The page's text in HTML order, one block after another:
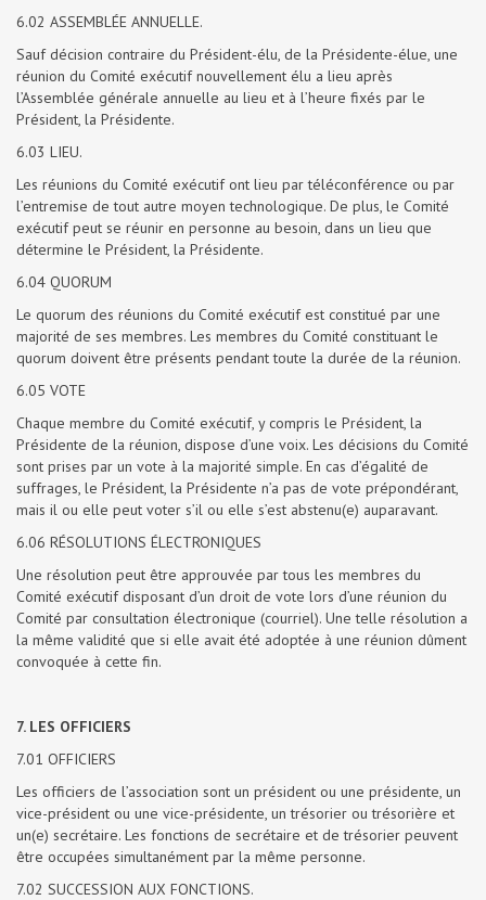
6.02 ASSEMBLÉE ANNUELLE.
Sauf décision contraire du Président-élu, de la Présidente-élue, une
réunion du Comité exécutif nouvellement élu a lieu après
l’Assemblée générale annuelle au lieu et à l’heure fixés par le
Président, la Présidente.
6.03 LIEU.
Les réunions du Comité exécutif ont lieu par téléconférence ou par
l’entremise de tout autre moyen technologique. De plus, le Comité
exécutif peut se réunir en personne au besoin, dans un lieu que
détermine le Président, la Présidente.
6.04 QUORUM
Le quorum des réunions du Comité exécutif est constitué par une
majorité de ses membres. Les membres du Comité constituant le
quorum doivent être présents pendant toute la durée de la réunion.
6.05 VOTE
Chaque membre du Comité exécutif, y compris le Président, la
Présidente de la réunion, dispose d’une voix. Les décisions du Comité
sont prises par un vote à la majorité simple. En cas d’égalité de
suffrages, le Président, la Présidente n’a pas de vote prépondérant,
mais il ou elle peut voter s’il ou elle s’est abstenu(e) auparavant.
6.06 RÉSOLUTIONS ÉLECTRONIQUES
Une résolution peut être approuvée par tous les membres du
Comité exécutif disposant d’un droit de vote lors d’une réunion du
Comité par consultation électronique (courriel). Une telle résolution a
la même validité que si elle avait été adoptée à une réunion dûment
convoquée à cette fin.
7. LES OFFICIERS
7.01 OFFICIERS
Les officiers de l’association sont un président ou une présidente, un
vice-président ou une vice-présidente, un trésorier ou trésorière et
un(e) secrétaire. Les fonctions de secrétaire et de trésorier peuvent
être occupées simultanément par la même personne.
7.02 SUCCESSION AUX FONCTIONS.